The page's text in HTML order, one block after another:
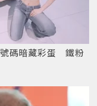
碼暗藏彩蛋 鐵粉